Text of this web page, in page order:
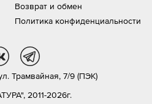
Возврат и обмен
Политика конфиденциальности
2011-2026г.
Трамвайная, 7/9 (ПЭК)